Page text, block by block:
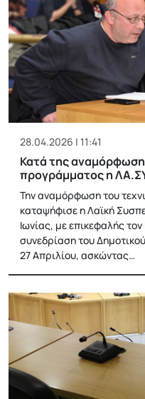
28.04.2026 | 11:41
Κατά της
προγράμματος η
Την αναμόρφωση του
καταψήφισε η Λαϊκή
Ιωνίας, με επικεφαλής
συνεδρίαση του
27 Απριλίου, ασκώντας…